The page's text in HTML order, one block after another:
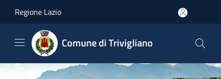
Regione Lazio
Comune di Trivigliano